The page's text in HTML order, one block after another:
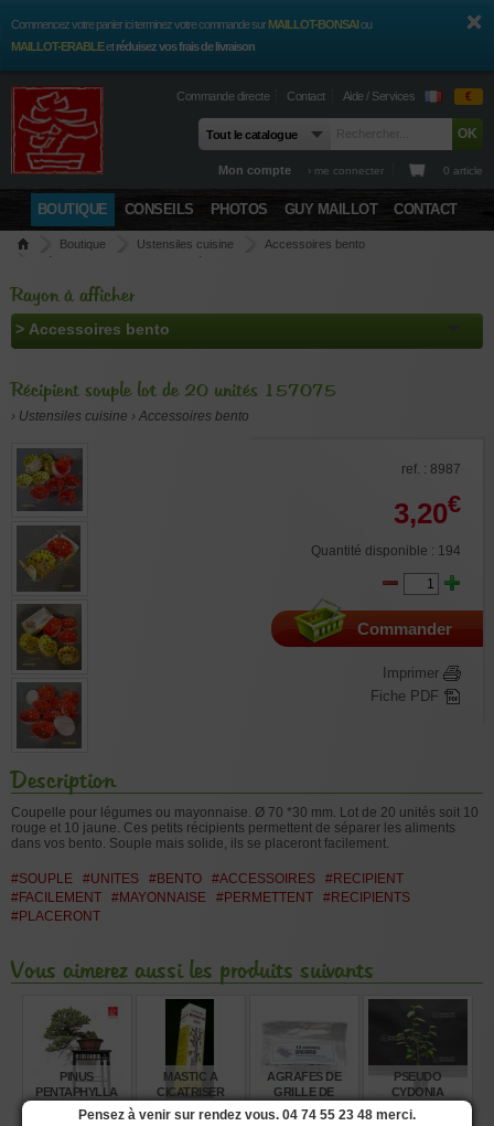
Commencez votre panier ici terminez votre commande surMAILLOT-BONSAIou
MAILLOT-ERABLEetréduisez vos frais de livraison
Commande directe Contact Aide / Services €
Mon compte › me connecter 0 article
BOUTIQUE CONSEILS PHOTOS GUY MAILLOT CONTACT
Boutique Ustensiles cuisine
Accessoires bento
Récipient souple lot de 20 unités 157075
Rayon à afficher
Récipient souple lot de 20 unités 157075
› Ustensiles cuisine › Accessoires bento
ref. : 8987
3,20€
Quantité disponible : 194
Commander
Imprimer
Fiche PDF
Description
Coupelle pour légumes ou mayonnaise. Ø 70 *30 mm. Lot de 20 unités soit 10
rouge et 10 jaune. Ces petits récipients permettent de séparer les aliments
dans vos bento. Souple mais solide, ils se placeront facilement.
#SOUPLE #UNITES #BENTO #ACCESSOIRES
#RECIPIENT
#FACILEMENT
#MAYONNAISE #PERMETTENT
#RECIPIENTS
#PLACERONT
Vous aimerez aussi les produits suivants
PINUS
PENTAPHYLLA
NASU GOYO
REF:21020259
MASTIC A
CICATRISER
AGRAFES DE
GRILLE DE
DRAINAGE +- 12
MM
PSEUDO
CYDONIA
SINENSIS 40-50
CM
Pensez à venir sur rendez vous. 04 74 55 23 48 merci.